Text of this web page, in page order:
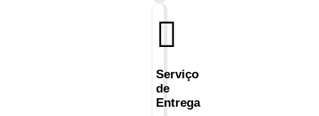
Serviço
de
Entrega